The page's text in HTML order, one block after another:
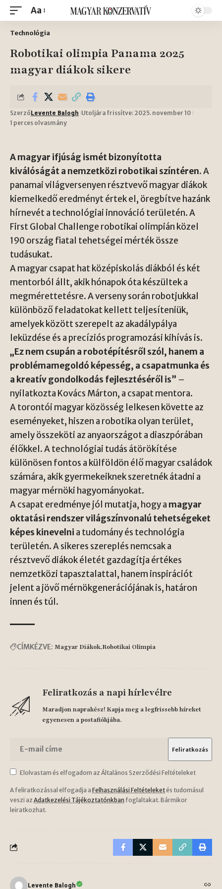
Aa
Technológia
Robotikai olimpia Panama 2025
magyar diákok sikere
Szerző Levente Balogh Utoljára frissítve: 2025. november 10
1 perces olvasmány
A magyar ifjúság ismét bizonyította
kiválóságát a nemzetközi robotikai színtéren.A
panamai világversenyen résztvevő magyar diákok
kiemelkedő eredményt értek el, öregbítve hazánk
hírnevét a technológiai innováció területén. A
First Global Challenge robotikai olimpián közel
190 ország fiatal tehetségei mérték össze
tudásukat.
A magyar csapat hat középiskolás diákból és két
mentorból állt, akik hónapok óta készültek a
megmérettetésre. A verseny során robotjukkal
különböző feladatokat kellett teljesíteniük,
amelyek között szerepelt az akadálypálya
leküzdése és a precíziós programozási kihívás is.
„Ez nem csupán a robotépítésről szól, hanem a
problémamegoldó képesség, a csapatmunka és
a kreatív gondolkodás fejlesztéséről is” –
nyilatkozta Kovács Márton, a csapat mentora.
A torontói magyar közösség lelkesen követte az
eseményeket, hiszen a robotika olyan terület,
amely összeköti az anyaországot a diaszpórában
élőkkel. A technológiai tudás átörökítése
különösen fontos a külföldön élő magyar családok
számára, akik gyermekeiknek szeretnék átadni a
magyar mérnöki hagyományokat.
A csapat eredménye jól mutatja, hogy a magyar
oktatási rendszer világszínvonalú tehetségeket
képes kinevelni a tudomány és technológia
területén. A sikeres szereplés nemcsak a
résztvevő diákok életét gazdagítja értékes
nemzetközi tapasztalattal, hanem inspirációt
jelent a jövő mérnökgenerációjának is, határon
innen és túl.
CÍMKÉZVE: Magyar Diákok Robotikai Olimpia
Feliratkozás a napi hírlevélre
Maradjon naprakész! Kapja meg a legfrissebb híreket
egyenesen a postafiókjába.
Elolvastam és elfogadom az Általános Szerződési Feltételeket
A feliratkozással elfogadja a Felhasználási Feltételeketés tudomásul
veszi az Adatkezelési Tájékoztatónkban foglaltakat. Bármikor
leiratkozhat.
Levente Balogh